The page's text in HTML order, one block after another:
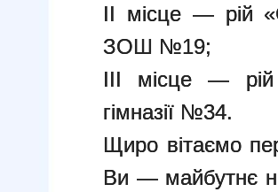
ІІ місце — рій
ЗОШ №19;
ІІІ місце — рій
гімназії №34.
Щиро вітаємо
Ви — майбутнє